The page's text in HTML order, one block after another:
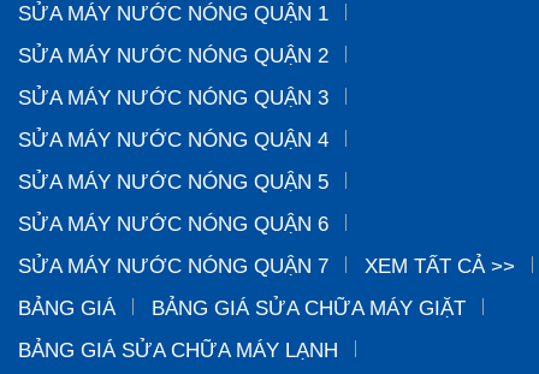
SỬA MÁY NƯỚC NÓNG QUẬN 1
SỬA MÁY NƯỚC NÓNG QUẬN 2
SỬA MÁY NƯỚC NÓNG QUẬN 3
SỬA MÁY NƯỚC NÓNG QUẬN 4
SỬA MÁY NƯỚC NÓNG QUẬN 5
SỬA MÁY NƯỚC NÓNG QUẬN 6
SỬA MÁY NƯỚC NÓNG QUẬN 7
XEM TẤT CẢ >>
BẢNG GIÁ
BẢNG GIÁ SỬA CHỮA MÁY GIẶT
BẢNG GIÁ SỬA CHỮA MÁY LẠNH